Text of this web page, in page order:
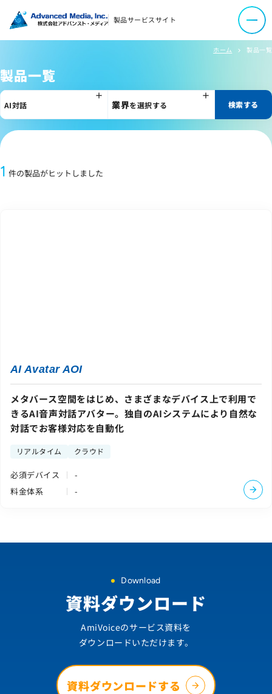
イベント・セミナー
資料ダウンロード
会社案内
メールマガジン
製品サービスサイト
ホーム chevron_right 製品一覧
製品一覧
AI対話 業界を選択する 検索する
1 件の製品がヒットしました
AI Avatar AOI
メタバース空間をはじめ、さまざまなデバイス上で利用で
きるAI音声対話アバター。独自のAIシステムにより自然な
対話でお客様対応を自動化
リアルタイム クラウド
必須デバイス
-
料金体系
-
Download
資料ダウンロード
AmiVoiceのサービス資料を
ダウンロードいただけます。
資料ダウンロードする